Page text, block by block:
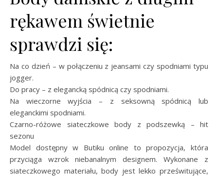
rękawem świetnie
sprawdzi się:
Na co dzień – w połączeniu z jeansami czy spodniami typu
jogger.
Do pracy – z elegancką spódnicą czy spodniami.
Na wieczorne wyjścia – z seksowną spódnicą lub
eleganckimi spodniami.
Czarno-różowe siateczkowe body z podszewką – hit
sezonu
Model dostępny w Butiku online to propozycja, która
przyciąga wzrok niebanalnym designem. Wykonane z
siateczkowego materiału, body jest lekko prześwitujące,